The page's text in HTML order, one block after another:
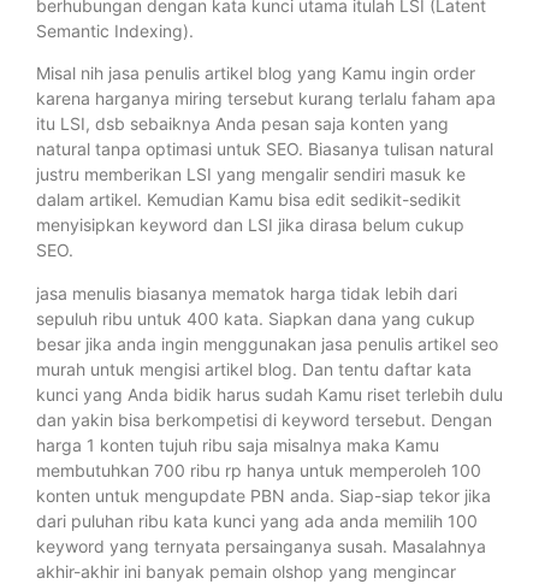
berhubungan dengan kata kunci utama itulah LSI (Latent
Semantic Indexing).
Misal nih jasa penulis artikel blog yang Kamu ingin order
karena harganya miring tersebut kurang terlalu faham apa
itu LSI, dsb sebaiknya Anda pesan saja konten yang
natural tanpa optimasi untuk SEO. Biasanya tulisan natural
justru memberikan LSI yang mengalir sendiri masuk ke
dalam artikel. Kemudian Kamu bisa edit sedikit-sedikit
menyisipkan keyword dan LSI jika dirasa belum cukup
SEO.
jasa menulis biasanya mematok harga tidak lebih dari
sepuluh ribu untuk 400 kata. Siapkan dana yang cukup
besar jika anda ingin menggunakan jasa penulis artikel seo
murah untuk mengisi artikel blog. Dan tentu daftar kata
kunci yang Anda bidik harus sudah Kamu riset terlebih dulu
dan yakin bisa berkompetisi di keyword tersebut. Dengan
harga 1 konten tujuh ribu saja misalnya maka Kamu
membutuhkan 700 ribu rp hanya untuk memperoleh 100
konten untuk mengupdate PBN anda. Siap-siap tekor jika
dari puluhan ribu kata kunci yang ada anda memilih 100
keyword yang ternyata persainganya susah. Masalahnya
akhir-akhir ini banyak pemain olshop yang mengincar